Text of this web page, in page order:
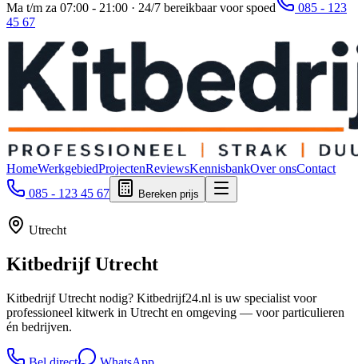
Ma t/m za 07:00 - 21:00 · 24/7 bereikbaar voor spoed
085 - 123
45 67
HomeWerkgebiedProjectenReviewsKennisbankOver onsContact
085 - 123 45 67
Bereken prijs
Utrecht
KitbedrijfUtrecht
Kitbedrijf Utrecht nodig? Kitbedrijf24.nl is uw specialist voor
professioneel kitwerk in Utrecht en omgeving — voor particulieren
én bedrijven.